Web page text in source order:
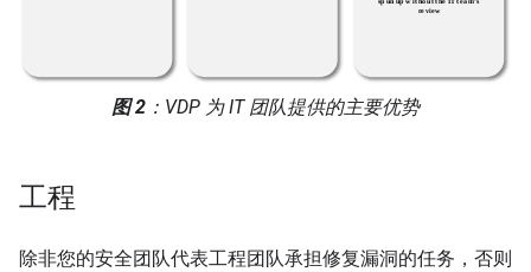
图 2 ：VDP 为 IT 团队提供的主要优势
工程
除非您的安全团队代表工程团队承担修复漏洞的任务，否则